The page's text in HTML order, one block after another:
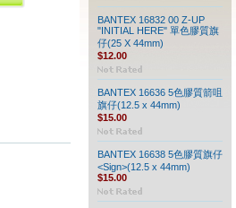
BANTEX 16832 00 Z-UP
"INITIAL HERE" 單色膠質旗
仔(25 X 44mm)
$12.00
BANTEX 16636 5色膠質箭咀
旗仔(12.5 x 44mm)
$15.00
BANTEX 16638 5色膠質旗仔
<Sign>(12.5 x 44mm)
$15.00